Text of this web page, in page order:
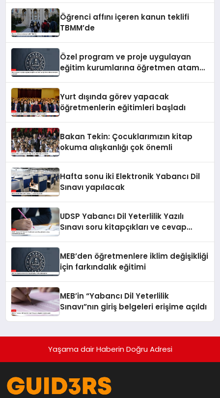
Öğrenci affını içeren kanun teklifi
TBMM’de
Özel program ve proje uygulayan
eğitim kurumlarına öğretmen atama
Yurt dışında görev yapacak
öğretmenlerin eğitimleri başladı
Bakan Tekin: Çocuklarımızın kitap
okuma alışkanlığı çok önemli
Hafta sonu iki Elektronik Yabancı Dil
Sınavı yapılacak
UDSP Yabancı Dil Yeterlilik Yazılı
Sınavı soru kitapçıkları ve cevap
MEB’den öğretmenlere iklim değişikliği
için farkındalık eğitimi
MEB’in “Yabancı Dil Yeterlilik
Sınavı”nın giriş belgeleri erişime açıldı
Yaşama dair Haberin Doğru Adresi